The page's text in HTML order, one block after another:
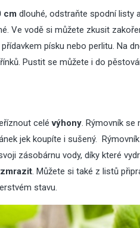
cm dlouhé, odstraňte spodní listy
Ve vodě si můžete zkusit
písku nebo perlitu. Na
Pustit se můžete i do
celévýhony . Rýmovník
jek koupíte i sušený.
zásobárnu vody, díky které
zmrazit . Můžete si také z listů
stavu.